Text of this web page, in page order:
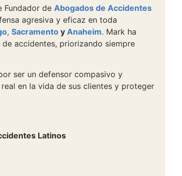
Fundador deAbogados de Accidentes
agresiva y eficaz en toda
Sacramento yAnaheim. Mark ha
accidentes, priorizando siempre
ser un defensor compasivo y
en la vida de sus clientes y proteger
Latinos